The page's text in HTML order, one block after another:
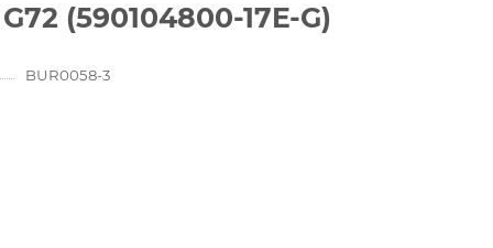
(590104800-17E-G)
BUR0058-3